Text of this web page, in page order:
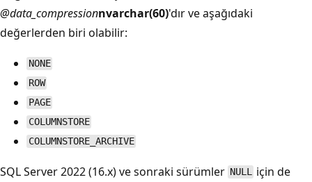
@data_compressionnvarchar(60)'dır ve aşağıdaki
değerlerden biri olabilir:
NONE
ROW
PAGE
COLUMNSTORE
COLUMNSTORE_ARCHIVE
SQL Server 2022 (16.x) ve sonraki sürümler NULL için de